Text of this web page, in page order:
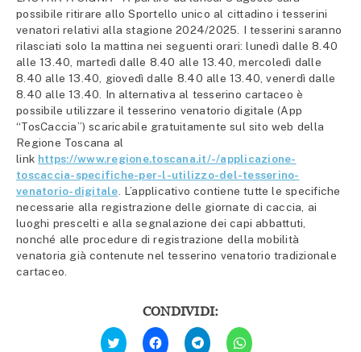
possibile ritirare allo Sportello unico al cittadino i tesserini
venatori relativi alla stagione 2024/2025. I tesserini saranno
rilasciati solo la mattina nei seguenti orari: lunedì dalle 8.40
alle 13.40, martedì dalle 8.40 alle 13.40, mercoledì dalle
8.40 alle 13.40, giovedì dalle 8.40 alle 13.40, venerdì dalle
8.40 alle 13.40. In alternativa al tesserino cartaceo è
possibile utilizzare il tesserino venatorio digitale (App
“TosCaccia”) scaricabile gratuitamente sul sito web della
Regione Toscana al
link https://www.regione.toscana.it/-/applicazione-
toscaccia-specifiche-per-l-utilizzo-del-tesserino-
venatorio-digitale . L’applicativo contiene tutte le specifiche
necessarie alla registrazione delle giornate di caccia, ai
luoghi prescelti e alla segnalazione dei capi abbattuti,
nonché alle procedure di registrazione della mobilità
venatoria già contenute nel tesserino venatorio tradizionale
cartaceo.
CONDIVIDI:
Fai
clic
Fai
clic
Fai
clic
Fai
clic